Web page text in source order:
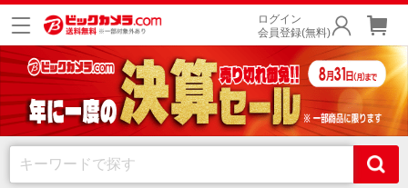
ログイン
会員登録(無料)